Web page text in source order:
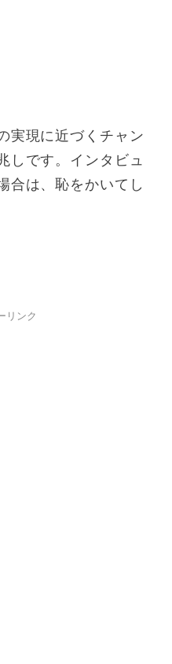
実現に近づくチャン
しです。インタビュ
合は、恥をかいてし
リンク